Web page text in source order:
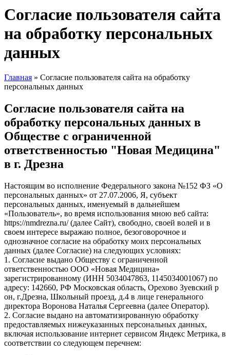
Согласие пользователя сайта
на обработку персональных
данных
Главная » Согласие пользователя сайта на обработку
персональных данных
Согласие пользователя сайта на
обработку персональных данных в
Обществе с ограниченной
ответственностью "Новая Медицина"
в г. Дрезна
Настоящим во исполнение Федерального закона №152 ФЗ «О
персональных данных» от 27.07.2006, Я, субъект
персональных данных, именуемый в дальнейшем
«Пользователь», во время использования мною веб сайта:
https://nmdrezna.ru/ (далее Сайт), свободно, своей волей и в
своем интересе выражаю полное, безоговорочное и
однозначное согласие на обработку моих персональных
данных (далее Согласие) на следующих условиях:
1. Согласие выдано Обществу с ограниченной
ответственностью ООО «Новая Медицина»
зарегистрированному (ИНН 5034047863, 1145034001067) по
адресу: 142660, РФ Московская область, Орехово Зуевский р
он, г.Дрезна, Школьный проезд, д.4 в лице генерального
директора Воронова Наталья Сергеевна (далее Оператор).
2. Согласие выдано на автоматизированную обработку
предоставляемых нижеуказанных персональных данных,
включая использование интернет сервисом Яндекс Метрика, в
соответствии со следующем перечнем: